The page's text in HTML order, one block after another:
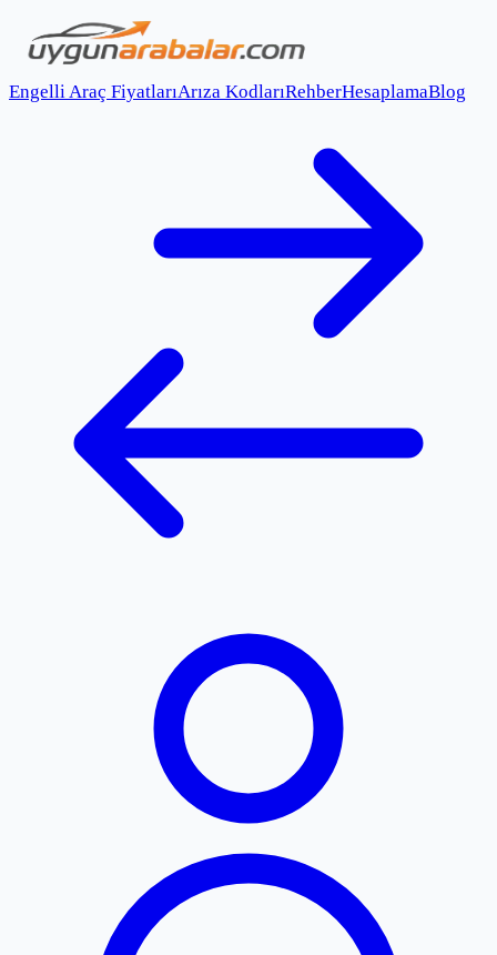
Engelli Araç FiyatlarıArıza KodlarıRehberHesaplamaBlog